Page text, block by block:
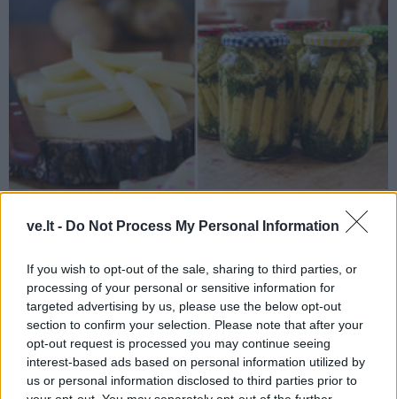
ve.lt - Do Not Process My Personal Information
If you wish to opt-out of the sale, sharing to third parties, or
processing of your personal or sensitive information for
targeted advertising by us, please use the below opt-out
section to confirm your selection. Please note that after your
opt-out request is processed you may continue seeing
interest-based ads based on personal information utilized by
us or personal information disclosed to third parties prior to
2026-07-28 07:23
Geriau nei gruzdintos bulvytės: tereikia
supjaustyti šiaudeliais ir sudėti į stiklainį